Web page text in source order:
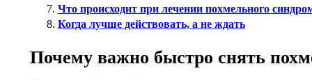
Что происходит при лечении похмельного
Когда лучше действовать, а не ждать
Почему важно быстро снять